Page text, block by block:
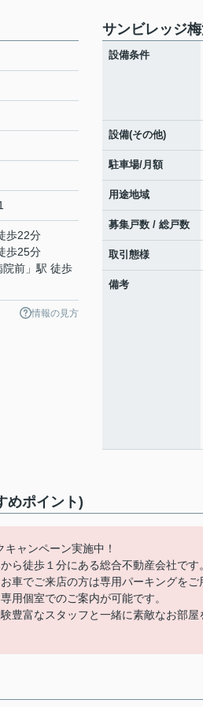
歩22分
歩25分
院前 」駅 徒歩
情報の見方
サンビレッジ
設備条件
設備(その他)
駐車場/月額
用途地域
募集戸数 / 総戸数
取引態様
備考
めポイント)
ャンペーン実施中！
ら徒歩１分にある総合不動産会社で
車でご来店の方は専用パーキングを
用個室でのご案内が可能です。
豊富なスタッフと一緒に素敵なお部屋